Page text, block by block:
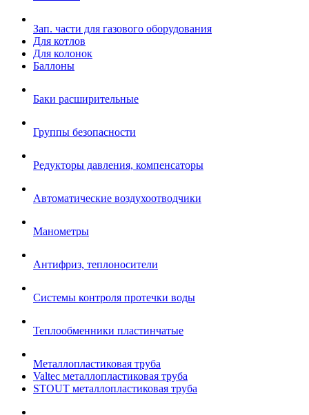
Зап. части для газового оборудования
Для котлов
Для колонок
Баллоны
Баки расширительные
Группы безопасности
Редукторы давления, компенсаторы
Автоматические воздухоотводчики
Манометры
Антифриз, теплоносители
Системы контроля протечки воды
Теплообменники пластинчатые
Металлопластиковая труба
Valtec металлопластиковая труба
STOUT металлопластиковая труба